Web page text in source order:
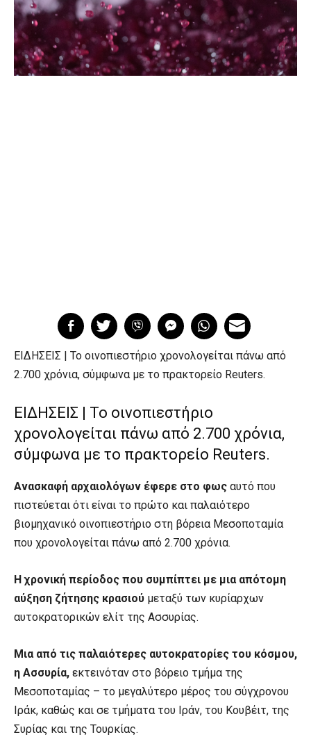
ΕΙΔΗΣΕΙΣ | Το οινοπιεστήριο χρονολογείται πάνω από
2.700 χρόνια, σύμφωνα με το πρακτορείο Reuters.
ΕΙΔΗΣΕΙΣ | Το οινοπιεστήριο
χρονολογείται πάνω από 2.700 χρόνια,
σύμφωνα με το πρακτορείο Reuters.
Ανασκαφή αρχαιολόγων έφερε στο φως αυτό που
πιστεύεται ότι είναι το πρώτο και παλαιότερο
βιομηχανικό οινοπιεστήριο στη βόρεια Μεσοποταμία
που χρονολογείται πάνω από 2.700 χρόνια.
H χρονική περίοδος που συμπίπτει με μια απότομη
αύξηση ζήτησης κρασιού μεταξύ των κυρίαρχων
αυτοκρατορικών ελίτ της Ασσυρίας.
Μια από τις παλαιότερες αυτοκρατορίες του κόσμου,
η Ασσυρία, εκτεινόταν στο βόρειο τμήμα της
Μεσοποταμίας – το μεγαλύτερο μέρος του σύγχρονου
Ιράκ, καθώς και σε τμήματα του Ιράν, του Κουβέιτ, της
Συρίας και της Τουρκίας.